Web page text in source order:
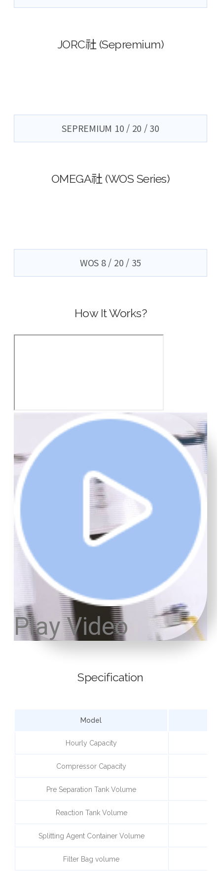
JORC社 (Sepremium)
SEPREMIUM 10 / 20 / 30
OMEGA社 (WOS Series)
WOS 8 / 20 / 35
How It Works?
Play Video
Specification
Model
Hourly Capacity
Compressor Capacity
Pre Separation Tank Volume
Reaction Tank Volume
Splitting Agent Container Volume
Filter Bag volume